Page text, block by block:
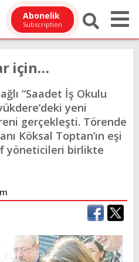
Abonelik
Subscription
için…
“Saadet İş Okulu
yeni
gerçekleşti. Törende
Köksal Toptan’ın eşi
yöneticileri birlikte